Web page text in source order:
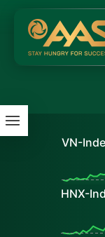
VN-
HNX-